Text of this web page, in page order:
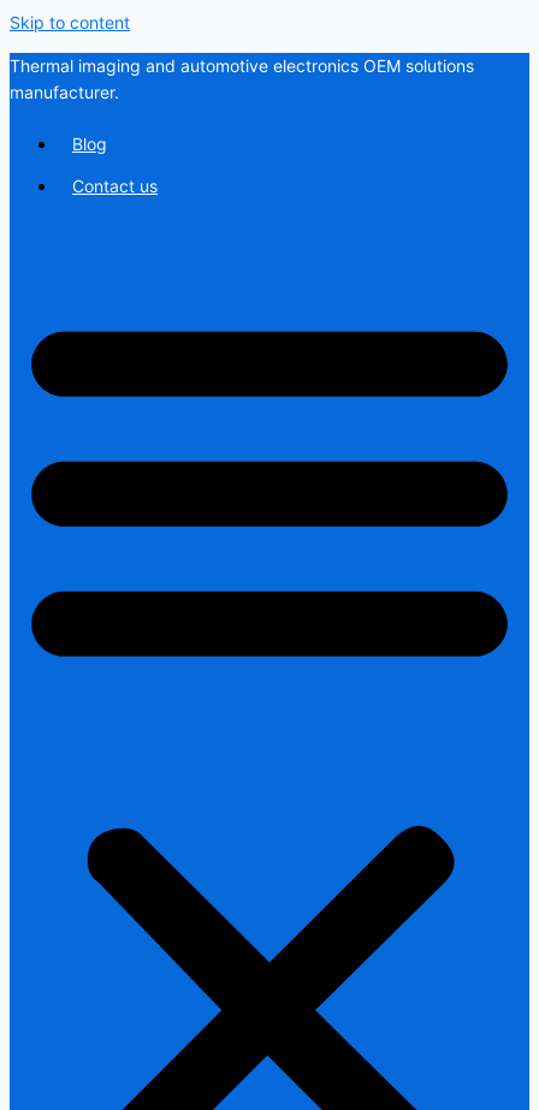
Skip to content
Thermal imaging and automotive electronics OEM solutions
manufacturer.
Blog
Contact us